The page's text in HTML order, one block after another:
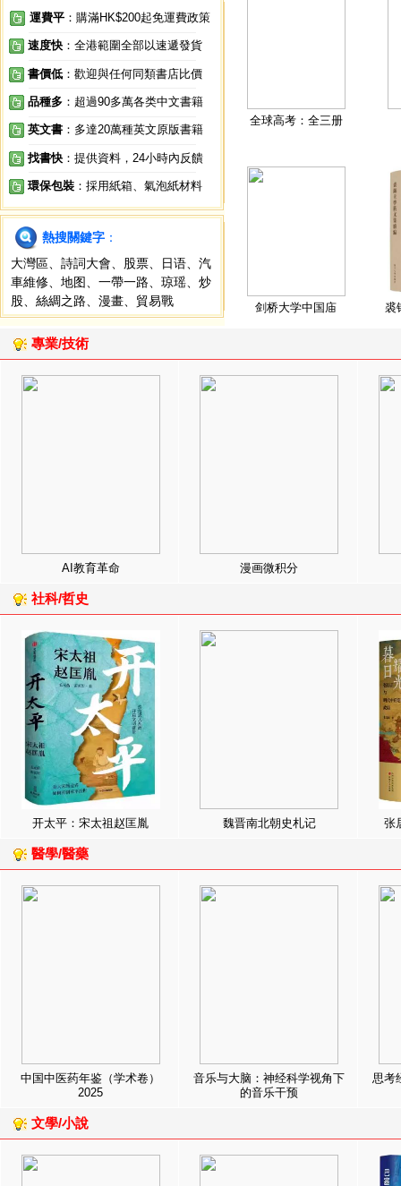
運費平 ：購滿HK$200起免運費政策
速度快 ：全港範圍全部以速遞發貨
書價低 ：歡迎與任何同類書店比價
品種多 ：超過90多萬各类中文書籍
英文書 ：多達20萬種英文原版書籍
找書快 ：提供資料，24小時內反饋
環保包裝 ：採用紙箱、氣泡紙材料
熱搜關鍵字 ：
大灣區
詩詞大會 股票 日语
汽
車維修
地图 一帶一路 琼瑶
炒
股
絲綢之路 漫畫 貿易戰
全球高考：全三册
剑桥大学中国庙 裘
專業/技術
AI教育革命 漫画微积分
社科/哲史
开太平：宋太祖赵匡胤 魏晋南北朝史札记 张
醫學/醫藥
中国中医药年鉴（学术卷）
2025
音乐与大脑：神经科学视角下
的音乐干预
思考
文學/小說